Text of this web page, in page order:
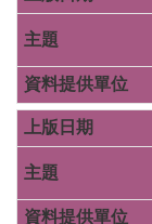
認
識
我
們
福
利
服
務